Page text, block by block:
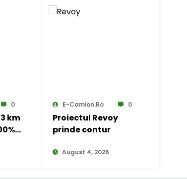
0
km
E-Camion.ro 0
Proiectul Revoy
prinde contur
August 4, 2026